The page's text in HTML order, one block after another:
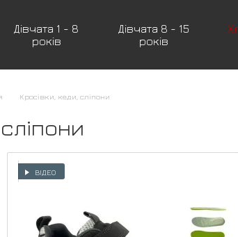
Дівчата 1 - 8
років
Дівчата 8 - 15
років
Кросівки, кеди, сліпони
ВІДЕО